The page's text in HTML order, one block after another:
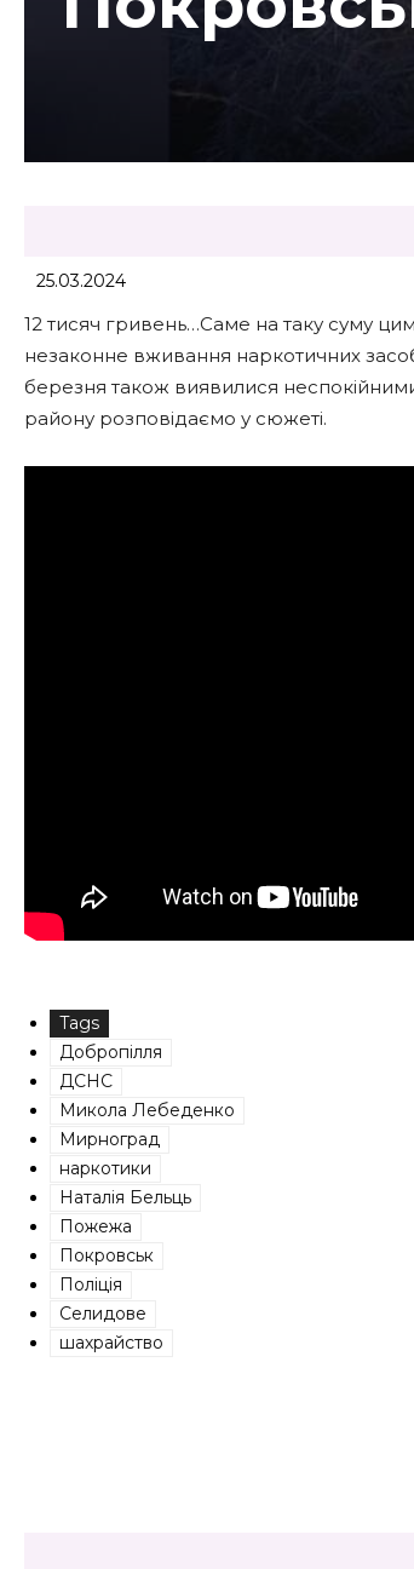
25.03.2024
12 тисяч гривень…Саме на таку суму
незаконне вживання наркотичних
березня також виявилися
району розповідаємо у сюжеті.
Tags
Добропілля
ДСНС
Микола Лебеденко
Мирноград
наркотики
Наталія Бельць
Пожежа
Покровськ
Поліція
Селидове
шахрайство